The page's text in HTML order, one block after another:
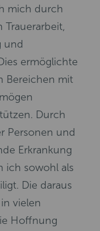
mich durch
Trauerarbeit,
und
ermöglichte
Bereichen mit
Durch
Personen und
Erkrankung
ich sowohl als
Die daraus
vielen
Hoffnung